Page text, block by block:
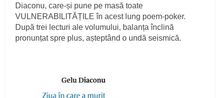
Diaconu, care-și pune pe masă toate
VULNERABILITĂȚILE în acest lung poem-poker.
După trei lecturi ale volumului, balanța înclină
pronunțat spre plus, așteptând o undă seismică.